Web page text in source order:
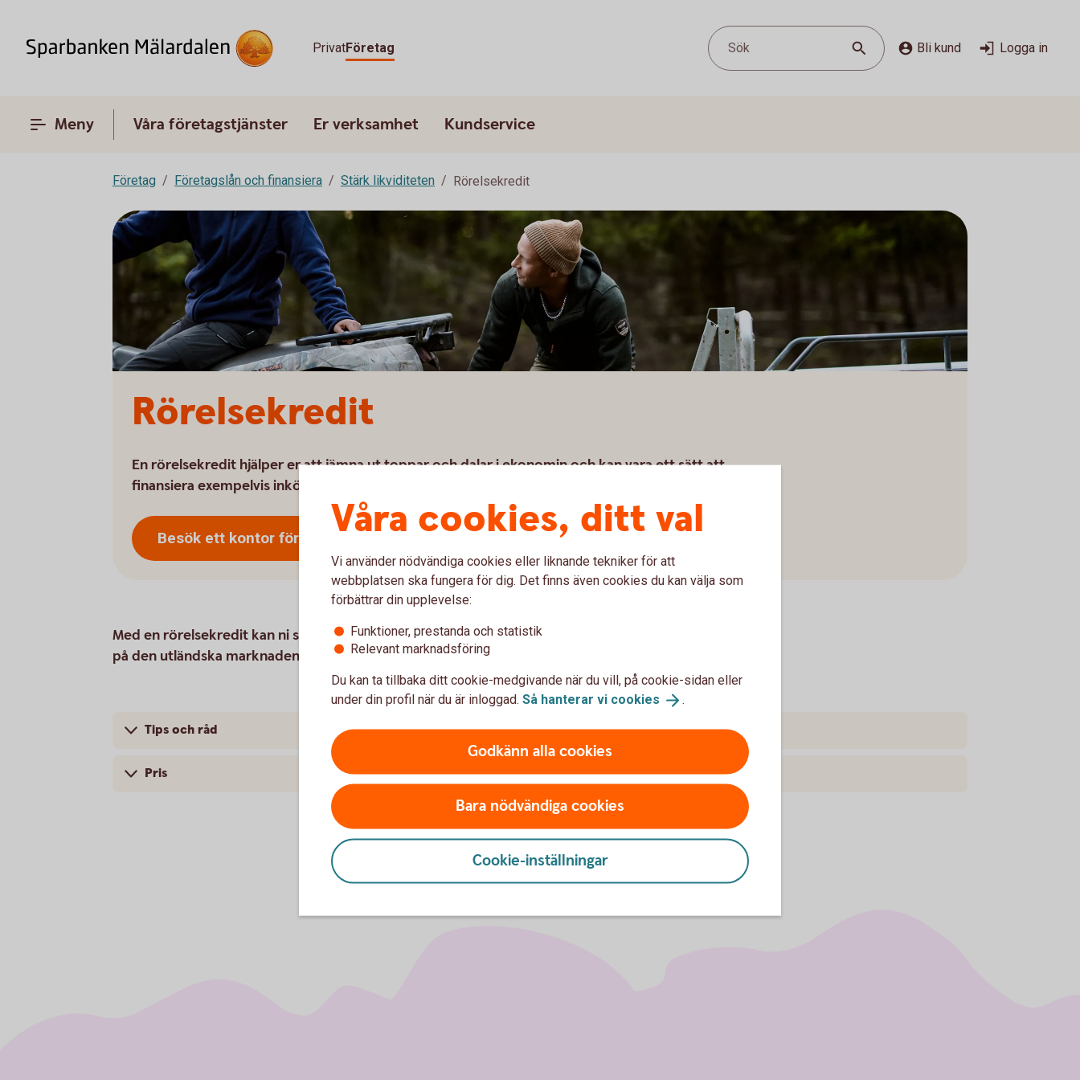
PrivatFöretag Sök Bli kund Logga in
Meny Våra företagstjänster Er verksamhet Kundservice
Företag Företagslån och finansiera Stärk likviditeten Rörelsekredit
Rörelsekredit
En rörelsekredit hjälper er att jämna ut toppar och dalar i ekonomin och kan vara ett sätt att
finansiera exempelvis inköp på den utländska marknaden.
Besök ett kontor för att skaffatjänsten
Med en rörelsekredit kan ni snabbt frigöra kapital för att lösa kortfristiga finansieringsbehov
på den utländska marknaden. Rörelsekredit kan erhållas i de flesta valutor.
Tips och råd
Pris
Våra cookies, ditt val
Vi använder nödvändiga cookies eller liknande tekniker för att
webbplatsen ska fungera för dig. Det finns även cookies du kan välja som
förbättrar din upplevelse:
Funktioner, prestanda och statistik
Relevant marknadsföring
Du kan ta tillbaka ditt cookie-medgivande när du vill, på cookie-sidan eller
under din profil när du är inloggad. Så hanterar vi cookies .
Godkänn alla cookies
Bara nödvändiga cookies
Cookie-inställningar